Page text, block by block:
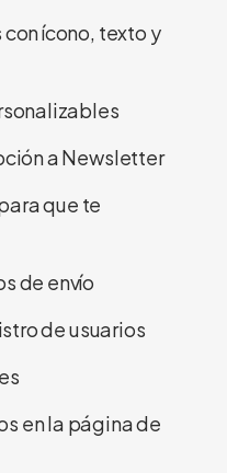
ícono, texto y
a Newsletter
que te
de envío
de usuarios
en la página de